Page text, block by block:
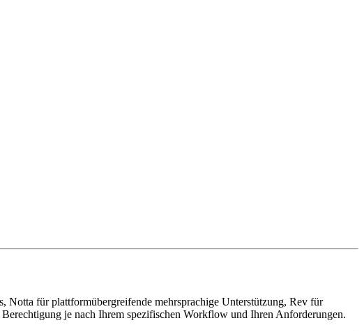
für plattformübergreifende mehrsprachige Unterstützung, Rev für
je nach Ihrem spezifischen Workflow und Ihren Anforderungen.